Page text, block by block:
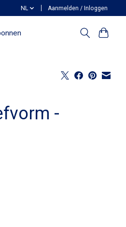
NL Aanmelden / Inloggen
-